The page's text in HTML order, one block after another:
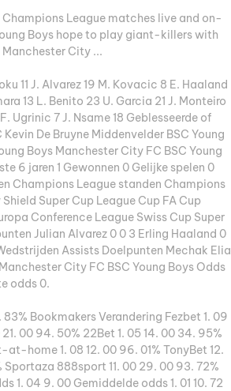
Champions League matches live and on-
Boys hope to play giant-killers with
City ...
11 J. Alvarez 19 M. Kovacic 8 E. Haaland
13 L. Benito 23 U. Garcia 21 J. Monteiro
Ugrinic 7 J. Nsame 18 Geblesseerde of
De Bruyne Middenvelder BSC Young
Boys Manchester City FC BSC Young
6 jaren 1 Gewonnen 0 Gelijke spelen 0
Champions League standen Champions
Super Cup League Cup FA Cup
Conference League Swiss Cup Super
Julian Alvarez 0 0 3 Erling Haaland 0
Assists Doelpunten Mechak Elia
City FC BSC Young Boys Odds
odds 0.
83% Bookmakers Verandering Fezbet 1. 09
00 94. 50% 22Bet 1. 05 14. 00 34. 95%
home 1. 08 12. 00 96. 01% TonyBet 12.
888sport 11. 00 29. 00 93. 72%
1. 04 9. 00 Gemiddelde odds 1. 01 10. 72